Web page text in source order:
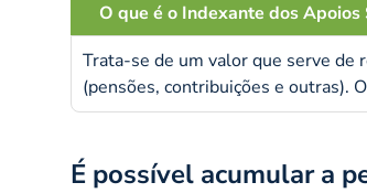
O que é o Indexante dos Apoios
Trata-se de um valor que serve de
(pensões, contribuições e outras).
É possível acumular a